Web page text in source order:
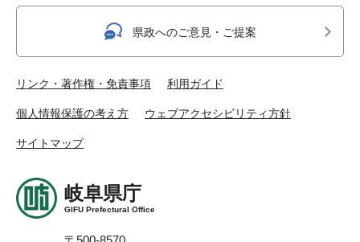
県政へのご意見・ご提案
リンク・著作権・免責事項 利用ガイド
個人情報保護の考え方 ウェブアクセシビリティ方針
サイトマップ
岐阜県庁
GIFU Prefectural Office